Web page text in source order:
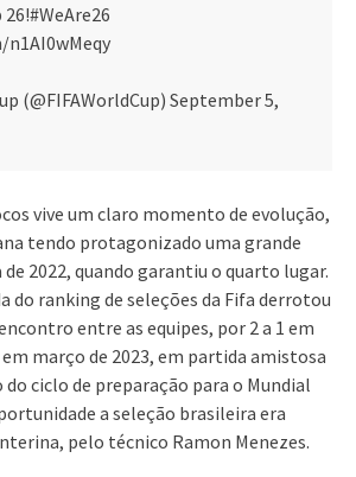
(@FIFAWorldCup) September 5,
vive um claro momento de evolução,
tendo protagonizado uma grande
2022, quando garantiu o quarto lugar.
do ranking de seleções da Fifa derrotou
entre as equipes, por 2 a 1 em
março de 2023, em partida amistosa
ciclo de preparação para o Mundial
a seleção brasileira era
pelo técnico Ramon Menezes.